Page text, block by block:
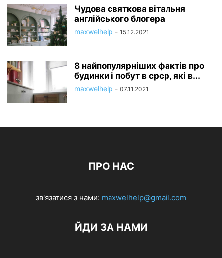
Чудова святкова вітальня
англійського блогера
maxwelhelp - 15.12.2021
8 найпопулярніших фактів про
будинки і побут в срср, які в...
maxwelhelp - 07.11.2021
ПРО НАС
зв'язатися з нами: maxwelhelp@gmail.com
ЙДИ ЗА НАМИ